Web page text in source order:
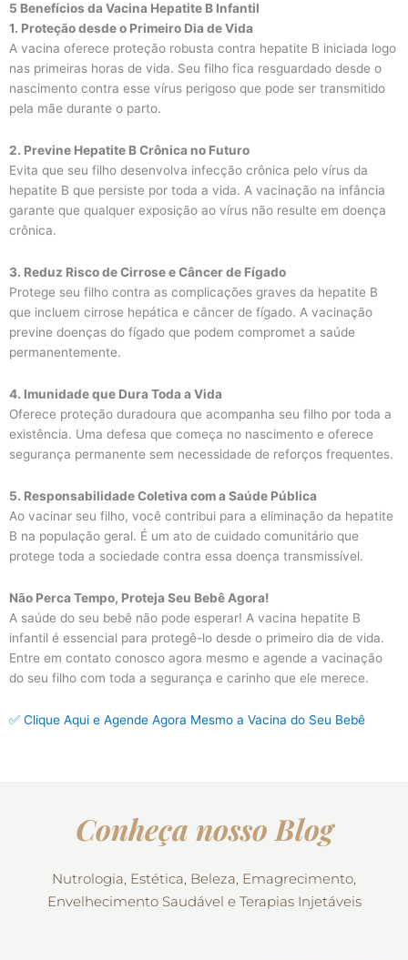
5 Benefícios da Vacina Hepatite B Infantil
1. Proteção desde o Primeiro Dia de Vida
A vacina oferece proteção robusta contra hepatite B iniciada logo
nas primeiras horas de vida. Seu filho fica resguardado desde o
nascimento contra esse vírus perigoso que pode ser transmitido
pela mãe durante o parto.
2. Previne Hepatite B Crônica no Futuro
Evita que seu filho desenvolva infecção crônica pelo vírus da
hepatite B que persiste por toda a vida. A vacinação na infância
garante que qualquer exposição ao vírus não resulte em doença
crônica.
3. Reduz Risco de Cirrose e Câncer de Fígado
Protege seu filho contra as complicações graves da hepatite B
que incluem cirrose hepática e câncer de fígado. A vacinação
previne doenças do fígado que podem compromet a saúde
permanentemente.
4. Imunidade que Dura Toda a Vida
Oferece proteção duradoura que acompanha seu filho por toda a
existência. Uma defesa que começa no nascimento e oferece
segurança permanente sem necessidade de reforços frequentes.
5. Responsabilidade Coletiva com a Saúde Pública
Ao vacinar seu filho, você contribui para a eliminação da hepatite
B na população geral. É um ato de cuidado comunitário que
protege toda a sociedade contra essa doença transmissível.
Não Perca Tempo, Proteja Seu Bebê Agora!
A saúde do seu bebê não pode esperar! A vacina hepatite B
infantil é essencial para protegê-lo desde o primeiro dia de vida.
Entre em contato conosco agora mesmo e agende a vacinação
do seu filho com toda a segurança e carinho que ele merece.
✅ Clique Aqui e Agende Agora Mesmo a Vacina do Seu Bebê
Conheça nosso Blog
Nutrologia, Estética, Beleza, Emagrecimento,
Envelhecimento Saudável e Terapias Injetáveis